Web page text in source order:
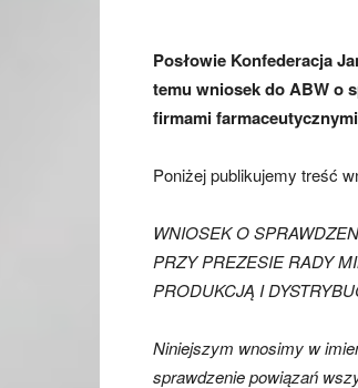
Posłowie Konfederacja
temu wniosek do ABW o
firmami
Poniżej publikujemy treść
WNIOSEK O
PRZY PREZESIE RADY
PRODUKCJĄ I
Niniejszym wnosimy w
sprawdzenie powiązań